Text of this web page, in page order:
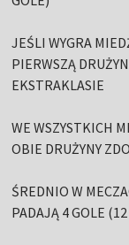
JEŚLI WYGRA
PIERWSZĄ
EKSTRAKLASIE
WE WSZYSTKICH
OBIE DRUŻYNY
ŚREDNIO W
PADAJĄ 4 GOLE